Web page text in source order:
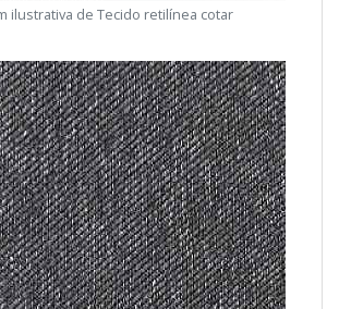
ilustrativa de Tecido retilínea cotar